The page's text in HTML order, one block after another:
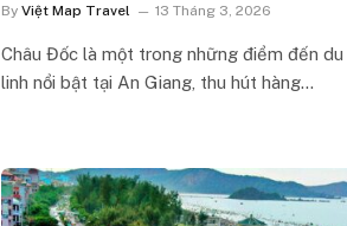
By Việt Map Travel 13 Tháng 3, 2026
Châu Đốc là một trong những điểm đến
linh nổi bật tại An Giang, thu hút hàng…